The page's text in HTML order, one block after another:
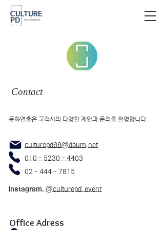
Contact
문화연출은 고객사의 다양한 제안과 문의를 환영합니다.
culturepd66@daum.net
010 - 5230 - 4403​
02 - 444 - 7815
Instagram. @culturepd_event
Office Adress